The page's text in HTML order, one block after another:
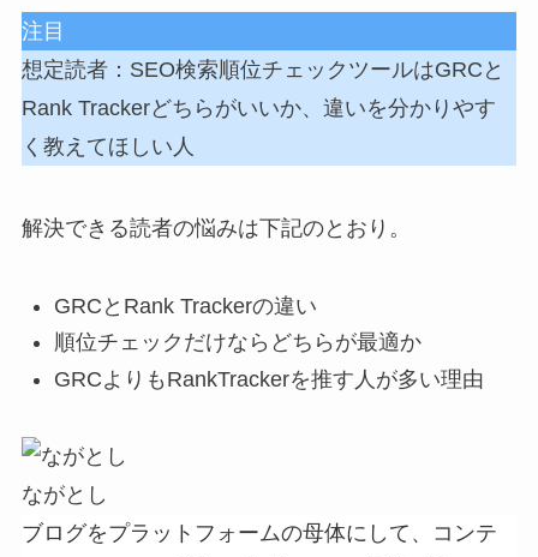
注目
想定読者：SEO検索順位チェックツールはGRCと
Rank Trackerどちらがいいか、違いを分かりやす
く教えてほしい人
解決できる読者の悩みは下記のとおり。
GRCとRank Trackerの違い
順位チェックだけならどちらが最適か
GRCよりもRankTrackerを推す人が多い理由
ながとし
ブログをプラットフォームの母体にして、コンテ